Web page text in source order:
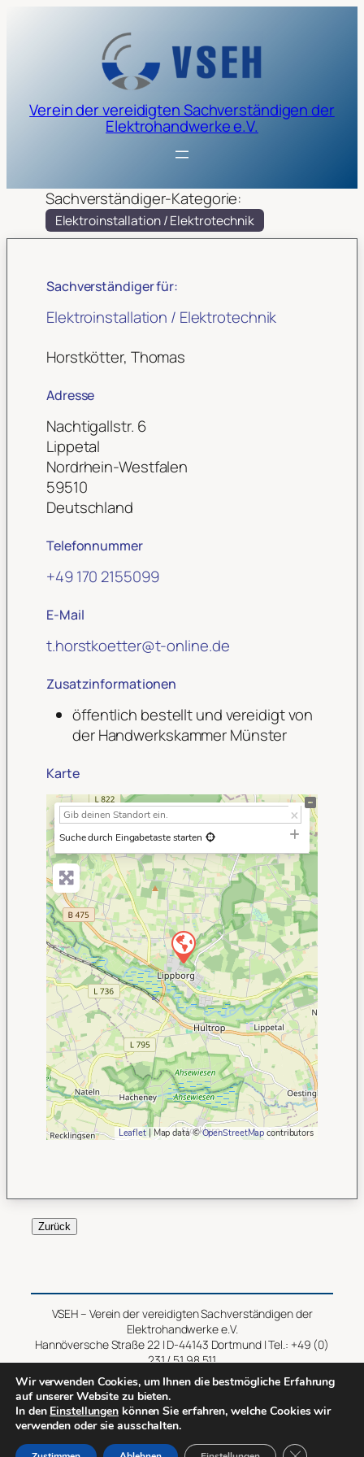
Verein der vereidigten Sachverständigen der
Elektrohandwerke e.V.
Sachverständiger-Kategorie:
Elektroinstallation / Elektrotechnik
Sachverständiger für:
Elektroinstallation / Elektrotechnik
Horstkötter, Thomas
Adresse
Nachtigallstr. 6
Lippetal
Nordrhein-Westfalen
59510
Deutschland
Telefonnummer
+49 170 2155099
E-Mail
t.horstkoetter@t-online.de
Zusatzinformationen
öffentlich bestellt und vereidigt von
der Handwerkskammer Münster
Karte
+
−
Suche durch Eingabetaste starten
Leaflet| Map data ©OpenStreetMap contributors
Zurück
VSEH – Verein der vereidigten Sachverständigen der
Elektrohandwerke e.V.
Hannöversche Straße 22 | D-44143 Dortmund | Tel.: +49 (0)
231 / 51 98 511
Impressum–Datenschutz
Copyright © 2014 – 2026 VSEH
Wir verwenden Cookies, um Ihnen die bestmögliche Erfahrung
auf unserer Website zu bieten.
In den Einstellungen können Sie erfahren, welche Cookies wir
verwenden oder sie ausschalten.
GDPR